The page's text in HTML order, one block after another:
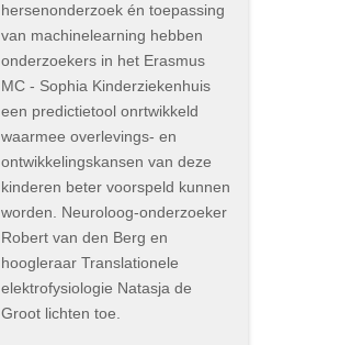
hersenonderzoek én toepassing
van machinelearning hebben
onderzoekers in het Erasmus
MC - Sophia Kinderziekenhuis
een predictietool onrtwikkeld
waarmee overlevings- en
ontwikkelingskansen van deze
kinderen beter voorspeld kunnen
worden. Neuroloog-onderzoeker
Robert van den Berg en
hoogleraar Translationele
elektrofysiologie Natasja de
Groot lichten toe.